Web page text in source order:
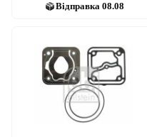
Відправка 08.08